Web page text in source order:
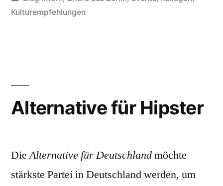
unter
Kulturempfehlungen
Alternative für Hipster
DieAlternative für Deutschlandmöchte
stärkste Partei in Deutschland werden, um